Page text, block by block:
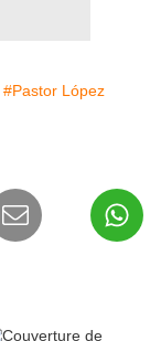
#Pastor López